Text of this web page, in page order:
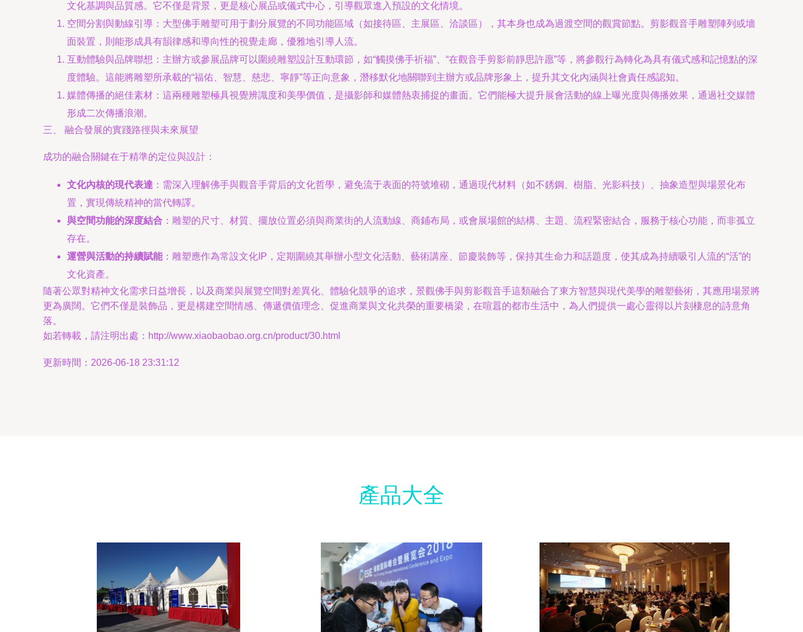
文化基調與品質感。它不僅是背景，更是核心展品或儀式中心，引導觀眾進入預設的文化情境。
空間分割與動線引導：大型佛手雕塑可用于劃分展覽的不同功能區域（如接待區、主展區、洽談區），其本身也成為過渡空間的觀賞節點。剪影觀音手雕塑陣列或墻
面裝置，則能形成具有韻律感和導向性的視覺走廊，優雅地引導人流。
互動體驗與品牌聯想：主辦方或參展品牌可以圍繞雕塑設計互動環節，如“觸摸佛手祈福”、“在觀音手剪影前靜思許愿”等，將參觀行為轉化為具有儀式感和記憶點的深
度體驗。這能將雕塑所承載的“福佑、智慧、慈悲、寧靜”等正向意象，潛移默化地關聯到主辦方或品牌形象上，提升其文化內涵與社會責任感認知。
媒體傳播的絕佳素材：這兩種雕塑極具視覺辨識度和美學價值，是攝影師和媒體熱衷捕捉的畫面。它們能極大提升展會活動的線上曝光度與傳播效果，通過社交媒體
形成二次傳播浪潮。
三、 融合發展的實踐路徑與未來展望
成功的融合關鍵在于精準的定位與設計：
文化內核的現代表達 ：需深入理解佛手與觀音手背后的文化哲學，避免流于表面的符號堆砌，通過現代材料（如不銹鋼、樹脂、光影科技）、抽象造型與場景化布
置，實現傳統精神的當代轉譯。
與空間功能的深度結合 ：雕塑的尺寸、材質、擺放位置必須與商業街的人流動線、商鋪布局，或會展場館的結構、主題、流程緊密結合，服務于核心功能，而非孤立
存在。
運營與活動的持續賦能：雕塑應作為常設文化IP，定期圍繞其舉辦小型文化活動、藝術講座、節慶裝飾等，保持其生命力和話題度，使其成為持續吸引人流的“活”的
文化資產。
隨著公眾對精神文化需求日益增長，以及商業與展覽空間對差異化、體驗化競爭的追求，景觀佛手與剪影觀音手這類融合了東方智慧與現代美學的雕塑藝術，其應用場景將
更為廣闊。它們不僅是裝飾品，更是構建空間情感、傳遞價值理念、促進商業與文化共榮的重要橋梁，在喧囂的都市生活中，為人們提供一處心靈得以片刻棲息的詩意角
落。
如若轉載，請注明出處：http://www.xiaobaobao.org.cn/product/30.html
更新時間：2026-06-18 23:31:12
產品大全